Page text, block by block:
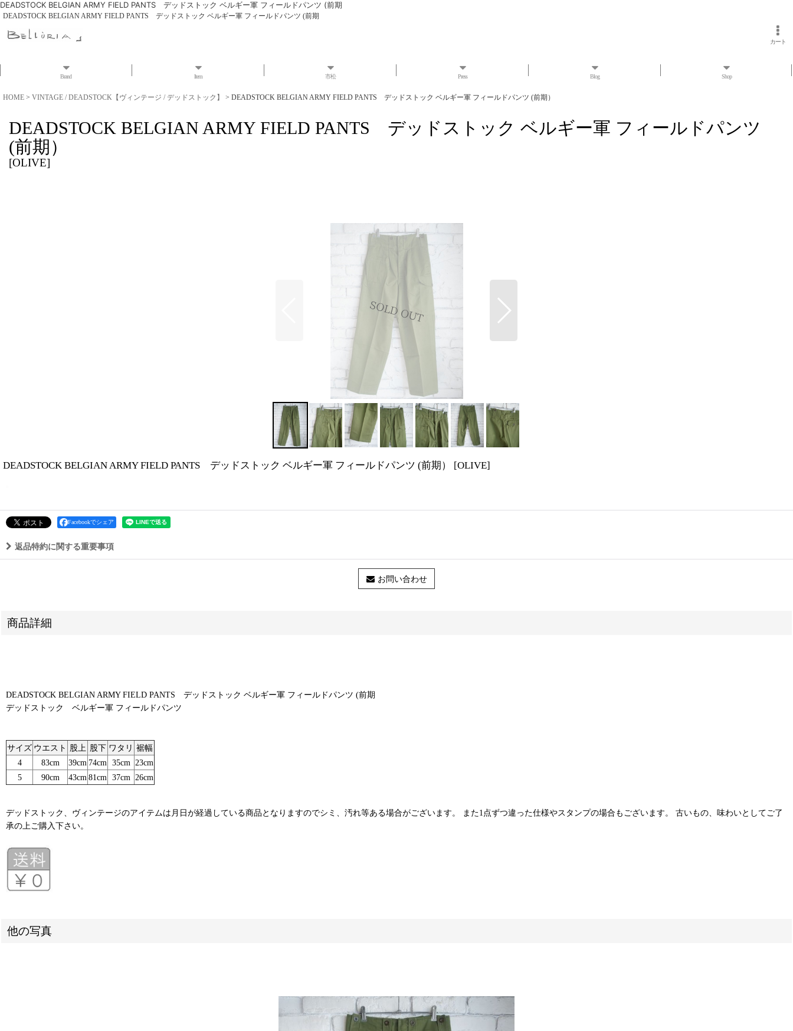
DEADSTOCK BELGIAN ARMY FIELD PANTS デッドストック ベルギー軍 フィールドパンツ (前期
DEADSTOCK BELGIAN ARMY FIELD PANTS デッドストック ベルギー軍 フィールドパンツ (前期
カート
Brand Item 市松 Press Blog Shop
HOME > VINTAGE / DEADSTOCK【ヴィンテージ / デッドストック】 > DEADSTOCK BELGIAN ARMY FIELD PANTS デッドストック ベルギー軍 フィールドパンツ (前期）
DEADSTOCK BELGIAN ARMY FIELD PANTS デッドストック ベルギー軍 フィールドパンツ
(前期）
[OLIVE]
DEADSTOCK BELGIAN ARMY FIELD PANTS デッドストック ベルギー軍 フィールドパンツ (前期） [OLIVE]
Facebookでシェア
返品特約に関する重要事項
お問い合わせ
商品詳細
DEADSTOCK BELGIAN ARMY FIELD PANTS デッドストック ベルギー軍 フィールドパンツ (前期
デッドストック ベルギー軍 フィールドパンツ
サイズ ウエスト 股上 股下 ワタリ 裾幅
4
83cm 39cm 74cm 35cm
23cm
5
90cm 43cm 81cm 37cm 26cm
デッドストック、ヴィンテージのアイテムは月日が経過している商品となりますのでシミ、汚れ等ある場合がございます。 また1点ずつ違った仕様やスタンプの場合もございます。 古いもの、味わいとしてご了
承の上ご購入下さい。
他の写真